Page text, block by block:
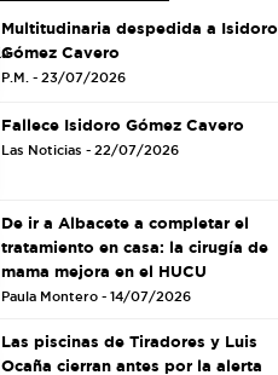
Multitudinaria despedida a Isidoro
Gómez Cavero
P.M. - 23/07/2026
Fallece Isidoro Gómez Cavero
Las Noticias - 22/07/2026
De ir a Albacete a completar el
tratamiento en casa: la cirugía de
mama mejora en el HUCU
Paula Montero - 14/07/2026
Las piscinas de Tiradores y Luis
Ocaña cierran antes por la alerta